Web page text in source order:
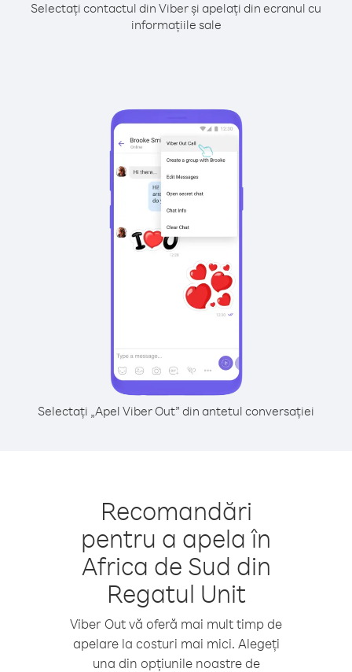
Selectați contactul din Viber și apelați din ecranul cu
informațiile sale
Selectați „Apel Viber Out” din antetul conversației
Recomandări
pentru a apela în
Africa de Sud din
Regatul Unit
Viber Out vă oferă mai mult timp de
apelare la costuri mai mici. Alegeți
una din opțiunile noastre de